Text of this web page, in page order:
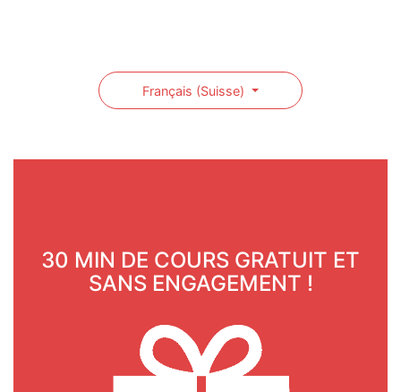
Français (Suisse)
30 MIN DE COURS GRATUIT ET
SANS ENGAGEMENT !